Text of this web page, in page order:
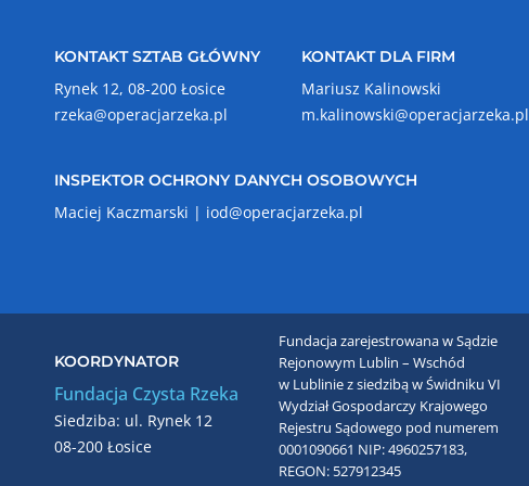
KONTAKT SZTAB GŁÓWNY
Rynek 12, 08-200 Łosice
rzeka@operacjarzeka.pl
KONTAKT DLA FIRM
Mariusz Kalinowski
m.kalinowski@operacjarzeka.pl
INSPEKTOR OCHRONY DANYCH OSOBOWYCH
Maciej Kaczmarski | iod@operacjarzeka.pl
KOORDYNATOR
Fundacja Czysta Rzeka
Siedziba: ul. Rynek 12
08-200 Łosice
Fundacja zarejestrowana w Sądzie
Rejonowym Lublin – Wschód
w Lublinie z siedzibą w Świdniku VI
Wydział Gospodarczy Krajowego
Rejestru Sądowego pod numerem
0001090661 NIP: 4960257183,
REGON: 527912345